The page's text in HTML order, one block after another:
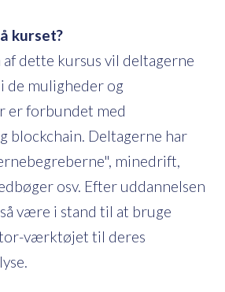
kurset?
dette kursus vil deltagerne
de muligheder og
er forbundet med
blockchain. Deltagerne har
minedrift,
osv. Efter uddannelsen
være i stand til at bruge
værktøjet til deres